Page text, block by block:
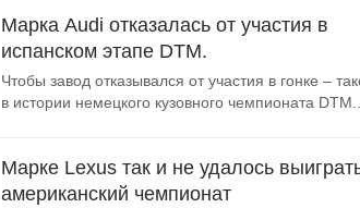
Марка Audi отказалась от участия в
испанском этапе DTM.
Чтобы завод отказывался от участия в гонке –
в истории немецкого кузовного чемпионата
Марке Lexus так и не удалось
американский чемпионат